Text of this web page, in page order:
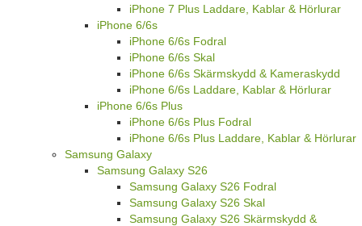
iPhone 7 Plus Laddare, Kablar & Hörlurar
iPhone 6/6s
iPhone 6/6s Fodral
iPhone 6/6s Skal
iPhone 6/6s Skärmskydd & Kameraskydd
iPhone 6/6s Laddare, Kablar & Hörlurar
iPhone 6/6s Plus
iPhone 6/6s Plus Fodral
iPhone 6/6s Plus Laddare, Kablar & Hörlurar
Samsung Galaxy
Samsung Galaxy S26
Samsung Galaxy S26 Fodral
Samsung Galaxy S26 Skal
Samsung Galaxy S26 Skärmskydd &